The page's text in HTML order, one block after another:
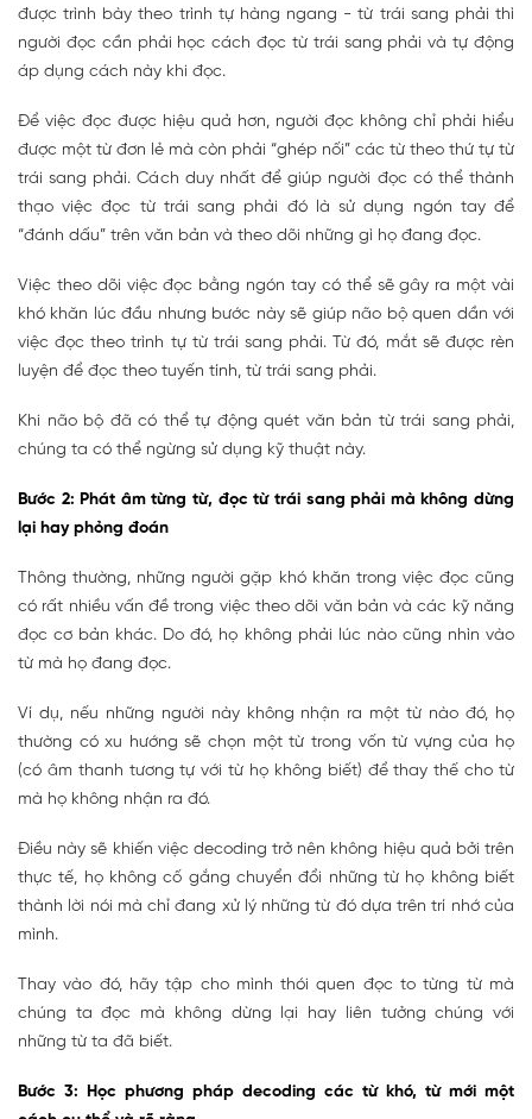
được trình bày theo trình tự hàng ngang - từ trái sang phải thì
người đọc cần phải học cách đọc từ trái sang phải và tự động
áp dụng cách này khi đọc.
Để việc đọc được hiệu quả hơn, người đọc không chỉ phải hiểu
được một từ đơn lẻ mà còn phải “ghép nối” các từ theo thứ tự từ
trái sang phải. Cách duy nhất để giúp người đọc có thể thành
thạo việc đọc từ trái sang phải đó là sử dụng ngón tay để
“đánh dấu” trên văn bản và theo dõi những gì họ đang đọc.
Việc theo dõi việc đọc bằng ngón tay có thể sẽ gây ra một vài
khó khăn lúc đầu nhưng bước này sẽ giúp não bộ quen dần với
việc đọc theo trình tự từ trái sang phải. Từ đó, mắt sẽ được rèn
luyện để đọc theo tuyến tính, từ trái sang phải.
Khi não bộ đã có thể tự động quét văn bản từ trái sang phải,
chúng ta có thể ngừng sử dụng kỹ thuật này.
Bước 2: Phát âm từng từ, đọc từ trái sang phải mà không dừng
lại hay phỏng đoán
Thông thường, những người gặp khó khăn trong việc đọc cũng
có rất nhiều vấn đề trong việc theo dõi văn bản và các kỹ năng
đọc cơ bản khác. Do đó, họ không phải lúc nào cũng nhìn vào
từ mà họ đang đọc.
Ví dụ, nếu những người này không nhận ra một từ nào đó, họ
thường có xu hướng sẽ chọn một từ trong vốn từ vựng của họ
(có âm thanh tương tự với từ họ không biết) để thay thế cho từ
mà họ không nhận ra đó.
Điều này sẽ khiến việc decoding trở nên không hiệu quả bởi trên
thực tế, họ không cố gắng chuyển đổi những từ họ không biết
thành lời nói mà chỉ đang xử lý những từ đó dựa trên trí nhớ của
mình.
Thay vào đó, hãy tập cho mình thói quen đọc to từng từ mà
chúng ta đọc mà không dừng lại hay liên tưởng chúng với
những từ ta đã biết.
Bước 3: Học phương pháp decoding các từ khó, từ mới một